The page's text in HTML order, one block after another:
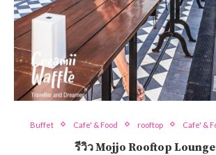
Buffet Cafe' & Food rooftop Cafe' &
รีวิว Mojjo Rooftop